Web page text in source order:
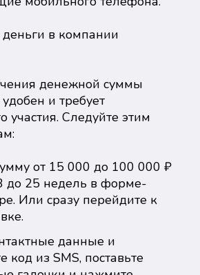
в компании
денежной суммы
и требует
участия. Следуйте этим
от 15 000 до 100 000 ₽
до 25 недель в форме-
Или сразу перейдите к
данные и
код из SMS, поставьте